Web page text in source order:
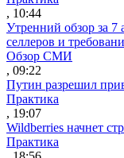
, 10:44
Утренний обзор за 7
селлеров и
Обзор СМИ
, 09:22
Путин разрешил
Практика
, 19:07
Wildberries начнет
Практика